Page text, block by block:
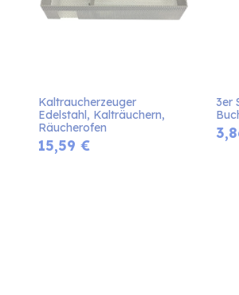
Kaltraucherzeuger
Edelstahl, Kalträuchern,
Räucherofen
15,59 €
3er